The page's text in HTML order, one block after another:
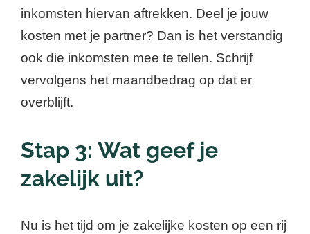
inkomsten hiervan aftrekken. Deel je jouw
kosten met je partner? Dan is het verstandig
ook die inkomsten mee te tellen. Schrijf
vervolgens het maandbedrag op dat er
overblijft.
Stap 3: Wat geef je
zakelijk uit?
Nu is het tijd om je zakelijke kosten op een rij